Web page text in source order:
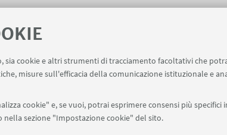
cookie e altri strumenti di tracciamento facoltativi che
misure sull'efficacia della comunicazione istituzionale e
cookie" e, se vuoi, potrai esprimere consensi più specifici
nella sezione "Impostazione cookie" del sito.
Questionario Consulenti
[ .pdf